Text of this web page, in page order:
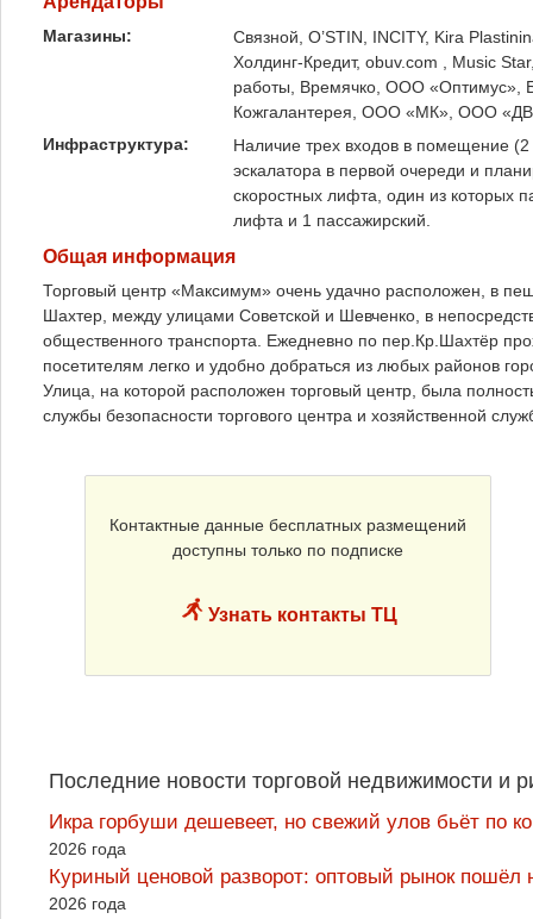
Магазины:
Связной, O’STIN, INCITY, Kira
Холдинг-Кредит, obuv.com , Music
работы, Времячко, ООО
Кожгалантерея, ООО «МК», ООО
Инфраструктура:
Наличие трех входов в помещение
эскалатора в первой очереди и
скоростных лифта, один из которых
лифта и 1 пассажирский.
Общая информация
Торговый центр «Максимум» очень удачно расположен, в
Шахтер, между улицами Советской и Шевченко, в
общественного транспорта. Ежедневно по пер.Кр.Шахтёр
посетителям легко и удобно добраться из любых районов
Улица, на которой расположен торговый центр, была
службы безопасности торгового центра и хозяйственной
Контактные данные бесплатных размещений
доступны только по подписке
Узнать контакты ТЦ
Последние новости торговой недвижимости и
Икра горбуши дешевеет, но свежий улов бьёт по
2026 года
Куриный ценовой разворот: оптовый рынок
2026 года